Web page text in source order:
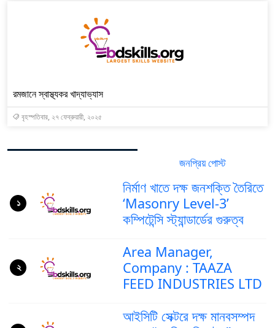
রমজানে স্বাস্থ্যকর খাদ্যাভ্যাস
বৃহস্পতিবার, ২৭ ফেব্রুয়ারী, ২০২৫
জনপ্রিয় পোস্ট
নির্মাণ খাতে দক্ষ জনশক্তি তৈরিতে
‘Masonry Level-3’
কম্পিটেন্সি স্ট্যান্ডার্ডের গুরুত্ব
১
Area Manager,
Company : TAAZA
FEED INDUSTRIES LTD
২
আইসিটি সেক্টরে দক্ষ মানবসম্পদ